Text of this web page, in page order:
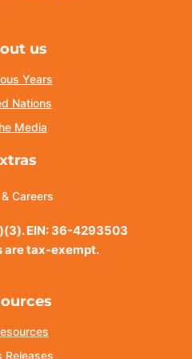
us
Years
Nations
Media
Careers
EIN: 36-4293503
are tax-exempt.
Releases